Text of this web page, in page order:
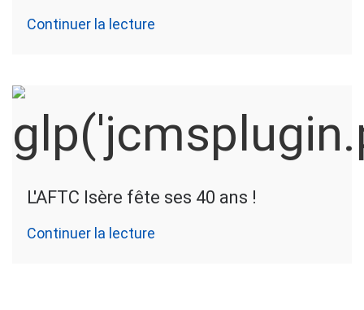
Continuer la lecture
L'AFTC Isère fête ses 40 ans !
Continuer la lecture